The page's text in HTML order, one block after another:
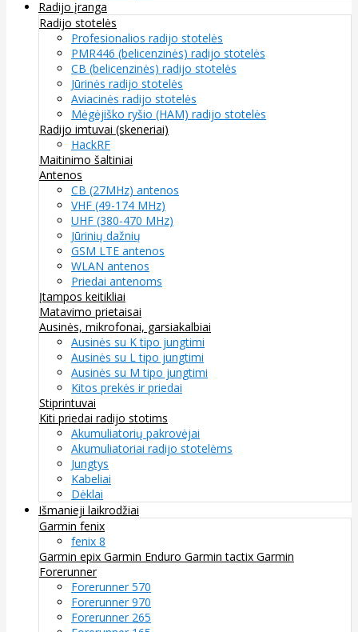
Radijo įranga
Radijo stotelės
Profesionalios radijo stotelės
PMR446 (belicenzinės) radijo stotelės
CB (belicenzinės) radijo stotelės
Jūrinės radijo stotelės
Aviacinės radijo stotelės
Mėgėjiško ryšio (HAM) radijo stotelės
Radijo imtuvai (skeneriai)
HackRF
Maitinimo šaltiniai
Antenos
CB (27MHz) antenos
VHF (49-174 MHz)
UHF (380-470 MHz)
Jūrinių dažnių
GSM LTE antenos
WLAN antenos
Priedai antenoms
Įtampos keitikliai
Matavimo prietaisai
Ausinės, mikrofonai, garsiakalbiai
Ausinės su K tipo jungtimi
Ausinės su L tipo jungtimi
Ausinės su M tipo jungtimi
Kitos prekės ir priedai
Stiprintuvai
Kiti priedai radijo stotims
Akumuliatorių pakrovėjai
Akumuliatoriai radijo stotelėms
Jungtys
Kabeliai
Dėklai
Išmanieji laikrodžiai
Garmin fenix
fenix 8
Garmin epix Garmin Enduro Garmin tactix Garmin
Forerunner
Forerunner 570
Forerunner 970
Forerunner 265